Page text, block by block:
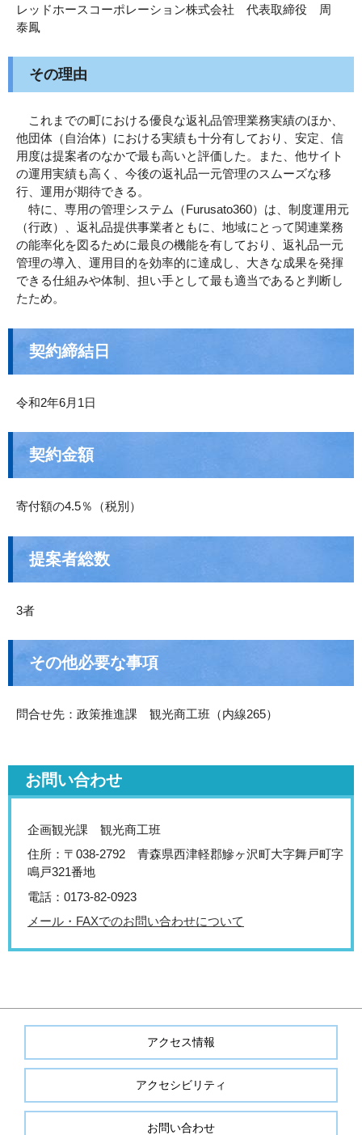
レッドホースコーポレーション株式会社 代表取締役 周
泰鳳
その理由
これまでの町における優良な返礼品管理業務実績のほか、
他団体（自治体）における実績も十分有しており、安定、信
用度は提案者のなかで最も高いと評価した。また、他サイト
の運用実績も高く、今後の返礼品一元管理のスムーズな移
行、運用が期待できる。
特に、専用の管理システム（Furusato360）は、制度運用元
（行政）、返礼品提供事業者ともに、地域にとって関連業務
の能率化を図るために最良の機能を有しており、返礼品一元
管理の導入、運用目的を効率的に達成し、大きな成果を発揮
できる仕組みや体制、担い手として最も適当であると判断し
たため。
契約締結日
令和2年6月1日
契約金額
寄付額の4.5％（税別）
提案者総数
3者
その他必要な事項
問合せ先：政策推進課 観光商工班（内線265）
お問い合わせ
企画観光課 観光商工班
住所：〒038-2792 青森県西津軽郡鰺ヶ沢町大字舞戸町字
鳴戸321番地
電話：0173-82-0923
メール・FAXでのお問い合わせについて
アクセス情報
アクセシビリティ
お問い合わせ